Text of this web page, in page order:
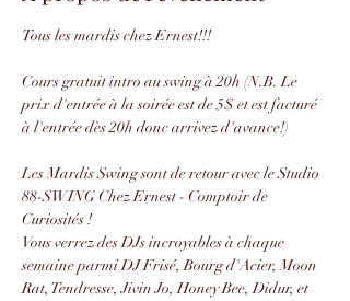
Tous les mardis chez Ernest!!!
Cours gratuit intro au swing à 20h (N.B. Le
prix d'entrée à la soirée est de 5$ et est facturé
à l'entrée dès 20h donc arrivez d'avance!)
Les Mardis Swing sont de retour avec le Studio
88-SWING Chez Ernest - Comptoir de
Curiosités !
Vous verrez des DJs incroyables à chaque
semaine parmi DJ Frisé, Bourg d'Acier, Moon
Rat, Tendresse, Jivin Jo, Honey Bee, Didur, et